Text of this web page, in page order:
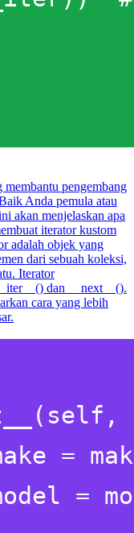
pengembang
Anda pemula atau
akan menjelaskan apa
iterator kustom
adalah objek yang
dari sebuah koleksi,
Iterator
dan __next__().
cara yang lebih